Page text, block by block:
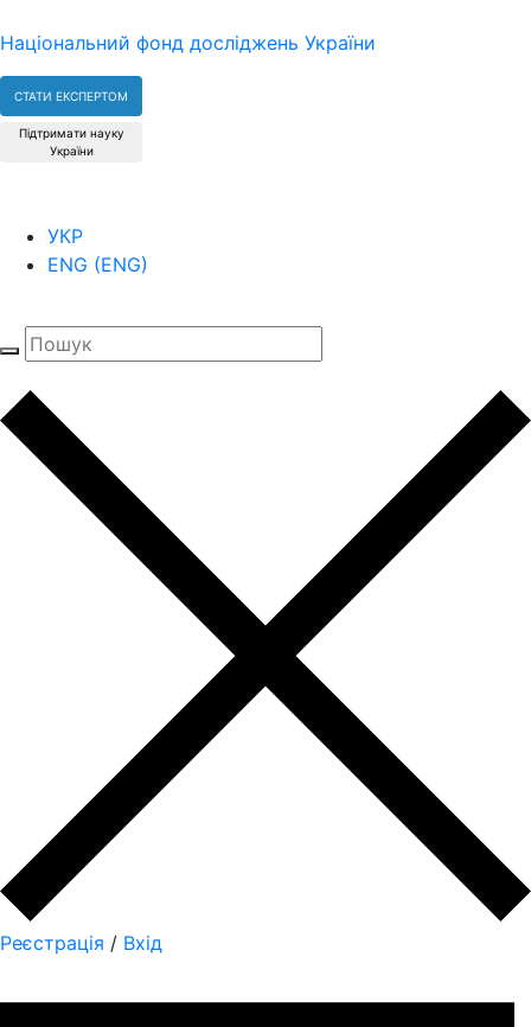
Національний фонд досліджень України
СТАТИ ЕКСПЕРТОМ
Підтримати науку
України
УКР
ENG (ENG)
Реєстрація / Вхід